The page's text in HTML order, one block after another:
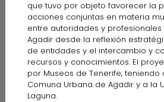
que tuvo por objeto favorecer la
acciones conjuntas en materia
entre autoridades y
Agadir desde la reflexión
de entidades y el intercambio y
recursos y conocimientos. El
por Museos de Tenerife,
Comuna Urbana de Agadir y a la
Laguna.